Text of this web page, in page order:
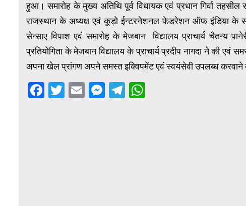
हुआ। समारोह के मुख्य अतिथि पूर्व विधायक एवं प्रधान गिर्वा
राजस्थान के अध्यक्ष एवं कूड़ो ईन्टरनेशनल फेडरेशन ऑफ इंडिया के
सेन्साए विपाश एवं समारोह के मेजबान विद्यालय प्राचार्य चैतन्य
प्रतियोगिता के मेजबान विद्यालय के प्राचार्य प्रदीप नागदा ने की एवं
अपना खेल प्रांगण अपने समस्त इक्विपमेंट एवं स्वयंसेवी उपलब्ध करवाने
Facebook
Twitter
EmailMessenger
Telegram